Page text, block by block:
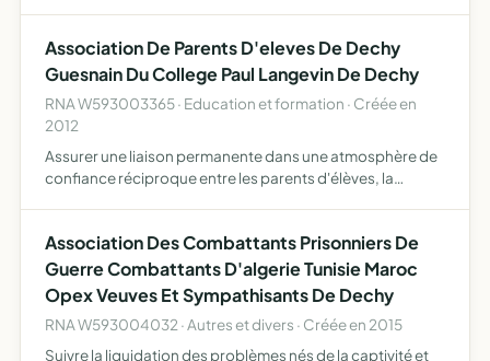
Association De Parents D'eleves De Dechy
Guesnain Du College Paul Langevin De Dechy
RNA W593003365 · Education et formation · Créée en
2012
Assurer une liaison permanente dans une atmosphère de
confiance réciproque entre les parents d'élèves, la
perme…
Association Des Combattants Prisonniers De
Guerre Combattants D'algerie Tunisie Maroc
Opex Veuves Et Sympathisants De Dechy
RNA W593004032 · Autres et divers · Créée en 2015
Suivre la liquidation des problèmes nés de la captivité et